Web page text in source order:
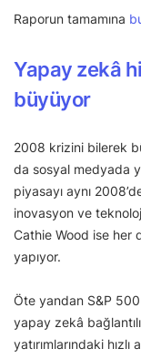
Raporun tamamına
Yapay zekâ
büyüyor
2008 krizini bilerek
da sosyal medyada
piyasayı aynı
inovasyon ve
Cathie Wood ise her
yapıyor.
Öte yandan S&P
yapay zekâ
yatırımlarındaki